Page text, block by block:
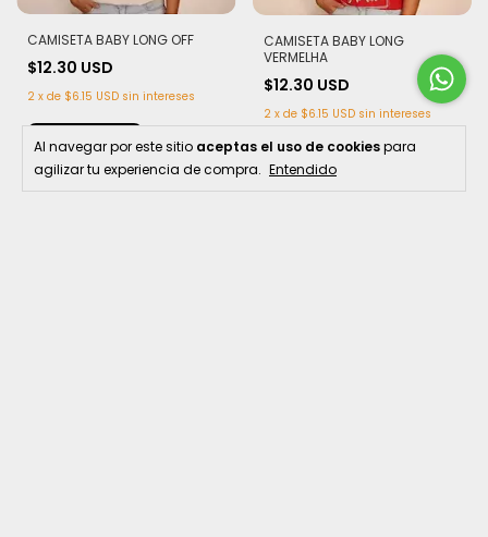
Al navegar por este sitio aceptas el uso de cookiespara
agilizar tu experiencia de compra. Entendido
CAMISETA BABY LONG OFF
$12.30 USD
2 x de $6.15 USD sin intereses
Comprar
CAMISETA BABY LONG
VERMELHA
$12.30 USD
2 x de $6.15 USD sin intereses